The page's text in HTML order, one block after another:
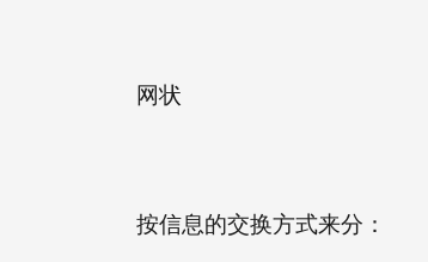
网状
按信息的交换方式来分：